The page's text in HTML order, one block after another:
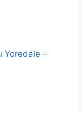
Yoredale –